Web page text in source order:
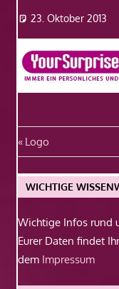
23. Oktober 2013
Vorheriger
Beitrag:
Logo
WICHTIGE
Wichtige Infos rund
Eurer Daten findet
dem Impressum